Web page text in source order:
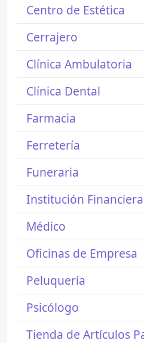
Centro de Estética
Cerrajero
Clínica Ambulatoria
Clínica Dental
Farmacia
Ferretería
Funeraria
Institución Financiera
Médico
Oficinas de Empresa
Peluquería
Psicólogo
Tienda de Artículos